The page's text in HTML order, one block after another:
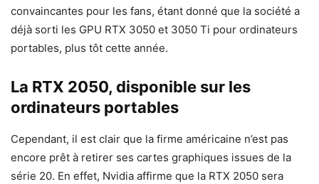
convaincantes pour les fans, étant donné que la société a
déjà sorti les GPU RTX 3050 et 3050 Ti pour ordinateurs
portables, plus tôt cette année.
La RTX 2050, disponible sur les
ordinateurs portables
Cependant, il est clair que la firme américaine n’est pas
encore prêt à retirer ses cartes graphiques issues de la
série 20. En effet, Nvidia affirme que la RTX 2050 sera